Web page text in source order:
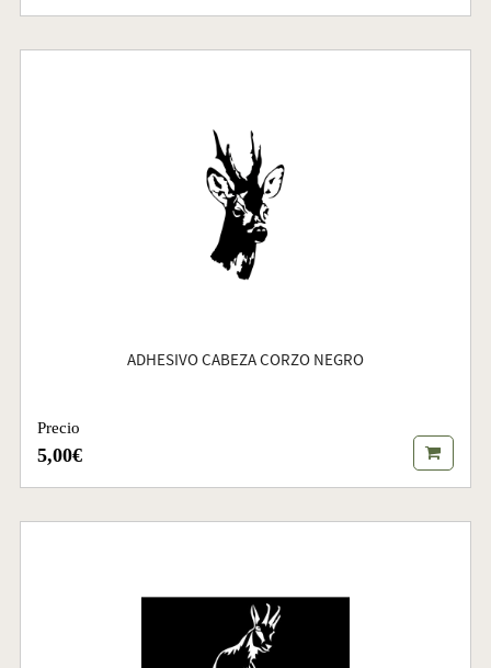
ADHESIVO CABEZA CORZO NEGRO
Precio
5,00€